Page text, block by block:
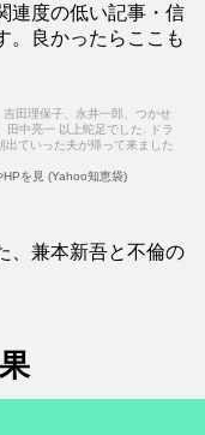
連度の低い記事・信
。良かったらここも
田理保子、永井一郎、つかせ
田中亮一 以上蛇足でした. ドラ
ていった夫が帰って来ました
HPを見 (Yahoo知恵袋)
、兼本新吾と不倫の